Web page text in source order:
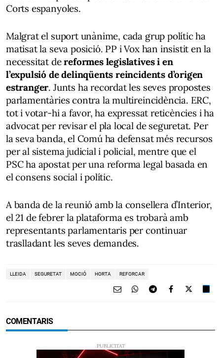
Corts espanyoles.
Malgrat el suport unànime, cada grup polític ha
matisat la seva posició. PP i Vox han insistit en la
necessitat dereformes legislatives i en
l’expulsió de delinqüents reincidents d’origen
estranger. Junts ha recordat les seves propostes
parlamentàries contra la multireincidència. ERC,
tot i votar-hi a favor, ha expressat reticències i ha
advocat per revisar el pla local de seguretat. Per
la seva banda, el Comú ha defensat més recursos
per al sistema judicial i policial, mentre que el
PSC ha apostat per una reforma legal basada en
el consens social i polític.
A banda de la reunió amb la consellera d’Interior,
el 21 de febrer la plataforma es trobarà amb
representants parlamentaris per continuar
traslladant les seves demandes.
LLEIDA SEGURETAT MOCIÓ HORTA REFORCAR
COMENTARIS